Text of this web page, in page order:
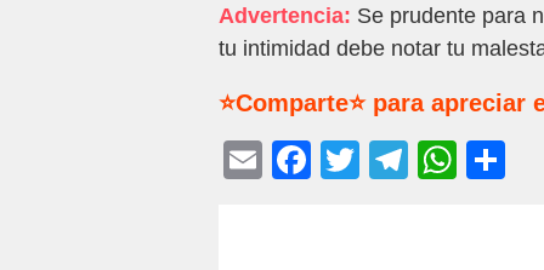
Advertencia: Se prudente para
tu intimidad debe notar tu
⭐Comparte⭐ para
E
F
T
T
W